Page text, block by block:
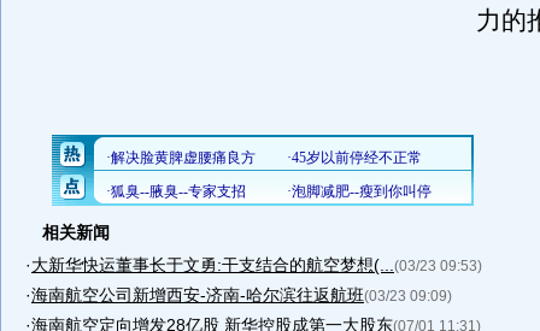
力的
相关新闻
·大新华快运董事长于文勇:干支结合的航空梦想(... (03/23 09:53)
·海南航空公司新增西安-济南-哈尔滨往返航班(03/23 09:09)
·海南航空定向增发28亿股 新华控股成第一大股东(07/01 11:31)